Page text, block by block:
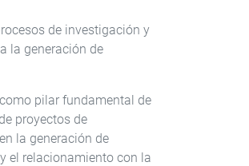
de investigación y
la generación de
pilar fundamental de
proyectos de
la generación de
el relacionamiento con la